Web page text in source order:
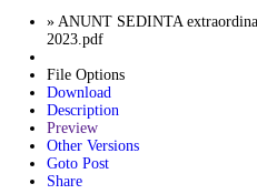
» ANUNT SEDINTA
2023.pdf
File Options
Download
Description
Preview
Other Versions
Goto Post
Share